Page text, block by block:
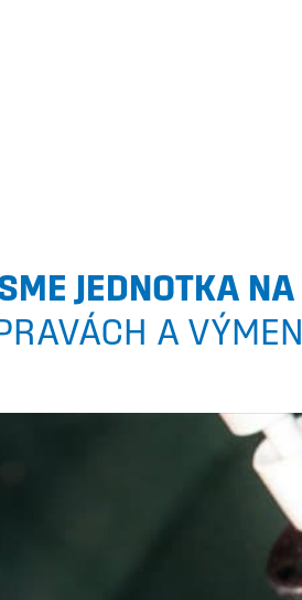
JEDNOTKA
A